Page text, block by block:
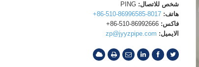
شخص للاتصال:
هاتف: +86-510-86996585-8017
فاكس: +86-510-86992666
الايميل: zp@jyyzpipe.com